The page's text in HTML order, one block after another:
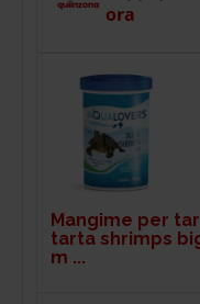
ora
Mangime per
tarta shrimps
m ...